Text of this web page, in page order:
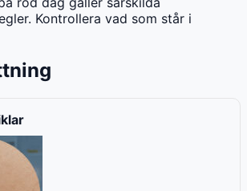
Kontrollera vad som står i